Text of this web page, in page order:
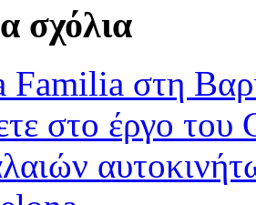
σχόλια
Familia στη
στο έργο του